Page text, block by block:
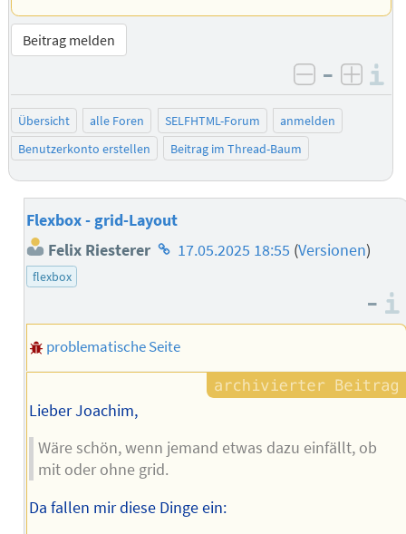
Beitrag melden
negativ
–
Übersicht alle Foren SELFHTML-Forum
anmelden
Benutzerkonto erstellen
Beitrag im Thread-Baum
Flexbox - grid-Layout
Felix Riesterer Homepage
17.05.2025 18:55 (Versionen)
flexbox
–
problematische Seite
Lieber Joachim,
Wäre schön, wenn jemand etwas dazu einfällt, ob
mit oder ohne grid.
Da fallen mir diese Dinge ein: